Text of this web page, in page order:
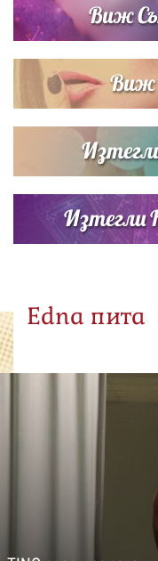
Виж
Виж
Изтегли
Edna пита